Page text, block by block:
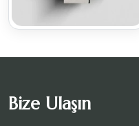
Bize Ulaşın